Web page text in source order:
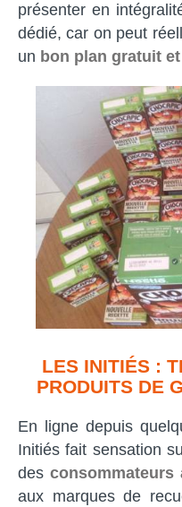
présenter en
dédié, car on peut
un bon plan gratuit
LES INITIÉS :
PRODUITS DE
En ligne depuis
Initiés fait sensation
des consommateurs
aux marques de